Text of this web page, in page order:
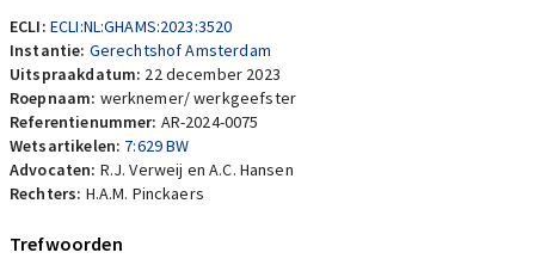
ECLI: ECLI:NL:GHAMS:2023:3520
Instantie: Gerechtshof Amsterdam
Uitspraakdatum: 22 december 2023
Roepnaam: werknemer/ werkgeefster
Referentienummer: AR-2024-0075
Wetsartikelen: 7:629 BW
Advocaten: R.J. Verweij en A.C. Hansen
Rechters: H.A.M. Pinckaers
Trefwoorden